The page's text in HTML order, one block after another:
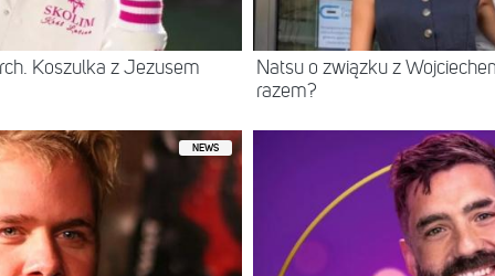
Koszulka z Jezusem
Natsu o związku z
razem?
NEWS